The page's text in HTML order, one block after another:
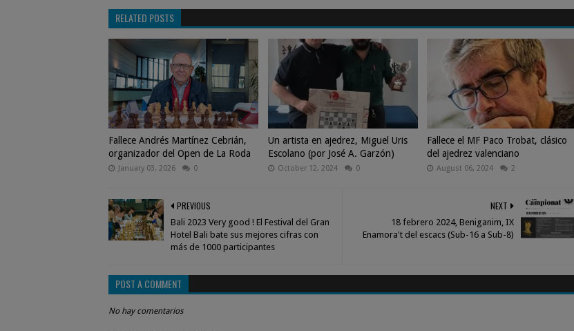
RELATED POSTS
Fallece Andrés Martínez Cebrián,
organizador del Open de La Roda
January 03, 2026 0
Un artista en ajedrez, Miguel Uris
Escolano (por José A. Garzón)
October 12, 2024 0
Fallece el MF Paco Trobat, clásico
del ajedrez valenciano
August 06, 2024 2
NEXT
18 febrero 2024, Beniganim, IX
Enamora't del escacs (Sub-16 a Sub-8)
PREVIOUS
Bali 2023 Very good ! El Festival del Gran
Hotel Bali bate sus mejores cifras con
más de 1000 participantes
POST A COMMENT
No hay comentarios